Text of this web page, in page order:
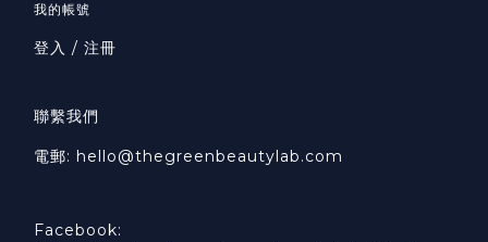
我的帳號
登入 / 注冊
聯繫我們
電郵: hello@thegreenbeautylab.com
Facebook: